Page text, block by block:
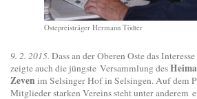
Ostepreisträger Hermann Tödter
9. 2. 2015. Dass an der Oberen Oste das
zeigte auch die jüngste Versammlung des
Zeven im Selsinger Hof in Selsingen. Auf dem
Mitglieder starken Vereins steht unter anderem